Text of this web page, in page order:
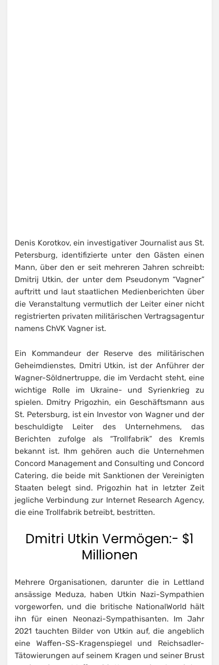
Denis Korotkov, ein investigativer Journalist aus St.
Petersburg, identifizierte unter den Gästen einen
Mann, über den er seit mehreren Jahren schreibt:
Dmitrij Utkin, der unter dem Pseudonym “Vagner”
auftritt und laut staatlichen Medienberichten über
die Veranstaltung vermutlich der Leiter einer nicht
registrierten privaten militärischen Vertragsagentur
namens ChVK Vagner ist.
Ein Kommandeur der Reserve des militärischen
Geheimdienstes, Dmitri Utkin, ist der Anführer der
Wagner-Söldnertruppe, die im Verdacht steht, eine
wichtige Rolle im Ukraine- und Syrienkrieg zu
spielen. Dmitry Prigozhin, ein Geschäftsmann aus
St. Petersburg, ist ein Investor von Wagner und der
beschuldigte Leiter des Unternehmens, das
Berichten zufolge als “Trollfabrik” des Kremls
bekannt ist. Ihm gehören auch die Unternehmen
Concord Management and Consulting und Concord
Catering, die beide mit Sanktionen der Vereinigten
Staaten belegt sind. Prigozhin hat in letzter Zeit
jegliche Verbindung zur Internet Research Agency,
die eine Trollfabrik betreibt, bestritten.
Dmitri Utkin Vermögen:- $1
Millionen
Mehrere Organisationen, darunter die in Lettland
ansässige Meduza, haben Utkin Nazi-Sympathien
vorgeworfen, und die britische NationalWorld hält
ihn für einen Neonazi-Sympathisanten. Im Jahr
2021 tauchten Bilder von Utkin auf, die angeblich
eine Waffen-SS-Kragenspiegel und Reichsadler-
Tätowierungen auf seinem Kragen und seiner Brust